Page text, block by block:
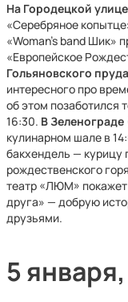
На Городецкой улице
«Серебряное
«Woman’s band Шик»
«Европейское
Гольяновского пруда
интересного про
об этом позаботился
16:30. В
кулинарном шале в
бакхендель — курицу
рождественского
театр «ЛЮМ» покажет
друга» — добрую
друзьями.
5